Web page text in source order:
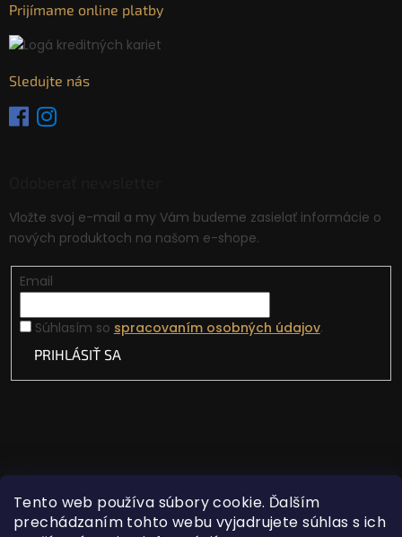
Tento web používa súbory cookie. Ďalším
prechádzaním tohto webu vyjadrujete súhlas s ich
Prijímame online platby
Sledujte nás
Vložte svoj e-mail a my Vám budeme zasielať informácie o
nových produktoch na našom e-shope.
Email
Súhlasím so spracovaním osobných údajov.
PRIHLÁSIŤ SA